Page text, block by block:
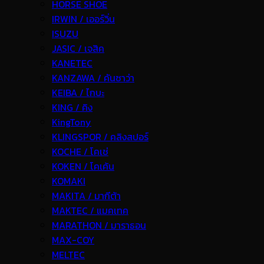
HORSE SHOE
IRWIN / เออร์วิ่น
ISUZU
JASIC / เจสิค
KANETEC
KANZAWA / คันซาว่า
KEIBA / ไกบะ
KING / คิง
KingTony
KLINGSPOR / คลิงสปอร์
KOCHE / โคเช่
KOKEN / โคเค้น
KOMAKI
MAKITA / มากีต้า
MAKTEC / แมคเทค
MARATHON / มาราธอน
MAX-COY
MELTEC